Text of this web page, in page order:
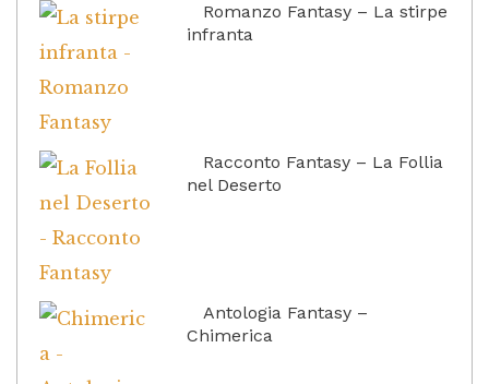
Romanzo Fantasy – La stirpe
infranta
Racconto Fantasy – La Follia
nel Deserto
Antologia Fantasy –
Chimerica